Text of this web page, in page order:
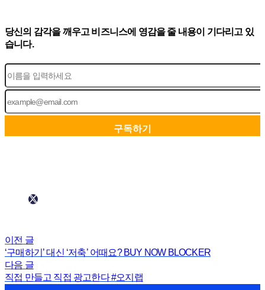
당신의 감각을 깨우고 비즈니스에 영감을 줄 내용이 기다리고 있
습니다.
이전 글
‘구매하기’ 대신 ‘저축’ 어때요? BUY NOW BLOCKER
다음 글
직접 만들고 직접 광고한다 #오지랩